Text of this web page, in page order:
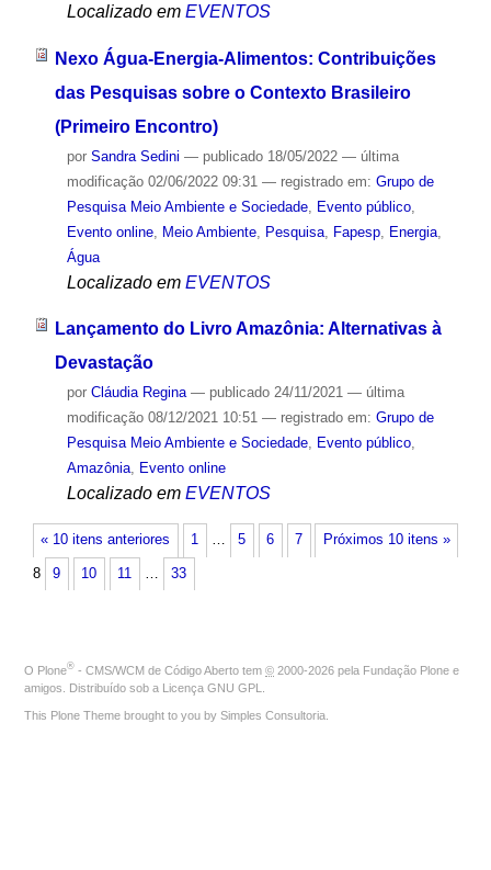
Localizado em EVENTOS
Nexo Água-Energia-Alimentos: Contribuições
das Pesquisas sobre o Contexto Brasileiro
(Primeiro Encontro)
por Sandra Sedini — publicado18/05/2022 — última
modificação02/06/2022 09:31 — registrado em: Grupo de
Pesquisa Meio Ambiente e Sociedade, Evento público,
Evento online, Meio Ambiente, Pesquisa, Fapesp, Energia,
Água
Localizado em EVENTOS
Lançamento do Livro Amazônia: Alternativas à
Devastação
por Cláudia Regina — publicado24/11/2021 — última
modificação08/12/2021 10:51 — registrado em: Grupo de
Pesquisa Meio Ambiente e Sociedade, Evento público,
Amazônia, Evento online
Localizado em EVENTOS
« 10 itens anteriores Próximos 10 itens »
1 … 5 6 7
8 9 10 11 … 33
O Plone® - CMS/WCM de Código Aberto tem © 2000-2026 pela Fundação Plone e
amigos. Distribuído sob a Licença GNU GPL
This Plone Theme brought to you by Simples Consultoria